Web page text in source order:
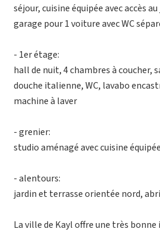
séjour, cuisine équipée avec accès
garage pour 1 voiture avec WC
- 1er étage:
hall de nuit, 4 chambres à coucher,
douche italienne, WC, lavabo
machine à laver
- grenier:
studio aménagé avec cuisine
- alentours:
jardin et terrasse orientée nord,
La ville de Kayl offre une très